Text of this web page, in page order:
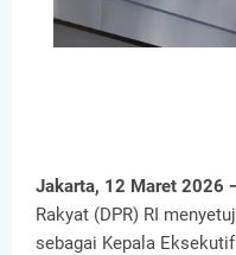
Jakarta, 12 Maret 2026
Rakyat (DPR) RI
sebagai Kepala